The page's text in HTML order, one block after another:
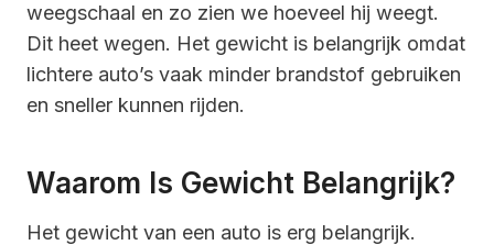
weegschaal en zo zien we hoeveel hij weegt.
Dit heet wegen. Het gewicht is belangrijk omdat
lichtere auto’s vaak minder brandstof gebruiken
en sneller kunnen rijden.
Waarom Is Gewicht Belangrijk?
Het gewicht van een auto is erg belangrijk.